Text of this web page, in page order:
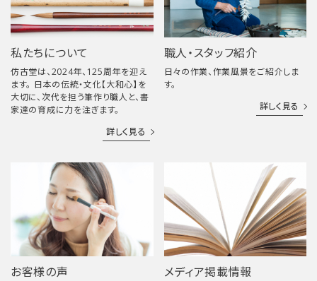
私たちについて
仿古堂は、2024年、125周年を迎え
ます。 日本の伝統・文化【大和心】を
大切に、次代を担う筆作り職人と、書
家達の育成に力を注ぎます。
詳しく見る
職人・スタッフ紹介
日々の作業、作業風景をご紹介しま
す。
詳しく見る
お客様の声 メディア掲載情報